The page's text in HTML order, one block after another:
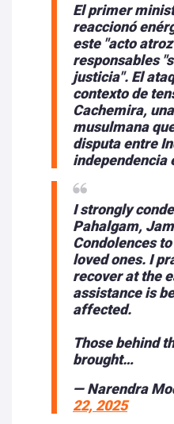
El primer
reaccionó
este "acto
responsables
justicia". El
contexto de
Cachemira,
musulmana
disputa entre
independencia
I strongly
Pahalgam,
Condolences
loved ones. I
recover at the
assistance is
affected.
Those behind
brought…
— Narendra
22, 2025